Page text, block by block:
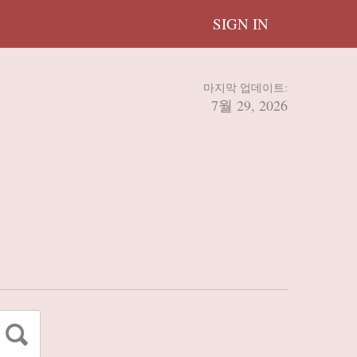
SIGN IN
마지막 업데이트:
7월 29, 2026